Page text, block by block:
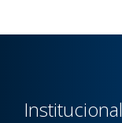
Institucional